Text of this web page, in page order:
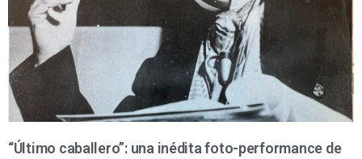
“Último caballero”: una inédita foto-performance de